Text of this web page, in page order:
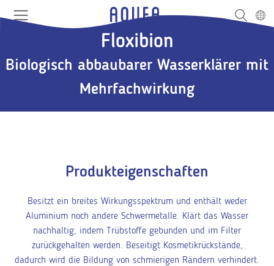
Links
Navigation
Kopfbereich
Logo
Haupt
Menu Suche
Floxibion
Biologisch abbaubarer Wasserklärer mit
Mehrfachwirkung
Produkteigenschaften
Besitzt ein breites Wirkungsspektrum und enthält weder
Aluminium noch andere Schwermetalle. Klärt das Wasser
nachhaltig, indem Trübstoffe gebunden und im Filter
zurückgehalten werden. Beseitigt Kosmetikrückstände,
dadurch wird die Bildung von schmierigen Rändern verhindert.